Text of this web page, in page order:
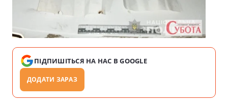
ПІДПИШІТЬСЯ НА НАС В GOOGLE
ДОДАТИ ЗАРАЗ